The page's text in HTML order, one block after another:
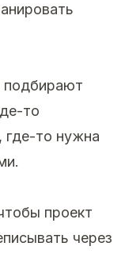
подбирают
то
где-то нужна
проект
через